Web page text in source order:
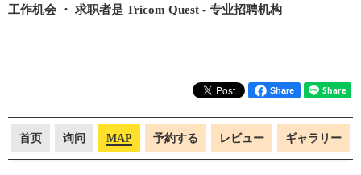
工作机会 ・ 求职者是 Tricom Quest - 专业招聘机构
Share
首页 询问 MAP 予約する レビュー ギャラリー